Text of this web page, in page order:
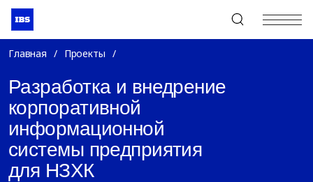
+7 (495) 967-80-80
Главная / Проекты /
Разработка и внедрение
корпоративной
информационной
системы предприятия
для НЗХК